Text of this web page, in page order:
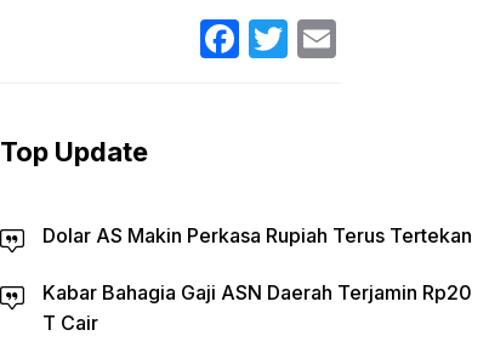
Facebook
Twitter
Top Update
Dolar AS Makin Perkasa Rupiah Terus Tertekan
Kabar Bahagia Gaji ASN Daerah Terjamin Rp20
T Cair